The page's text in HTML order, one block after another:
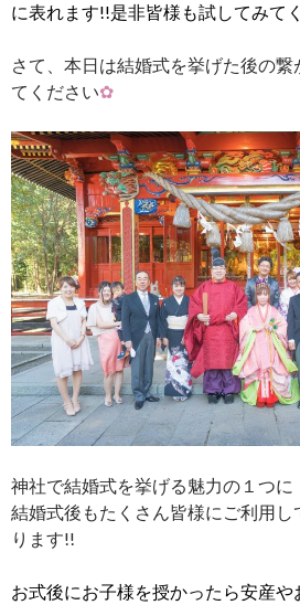
に表れます!!是非皆様も試してみて
さて、本日は結婚式を挙げた後の
てください✿
神社で結婚式を挙げる魅力の１つに
結婚式後もたくさん皆様にご利用
ります!!
お式後にお子様を授かったら安産や